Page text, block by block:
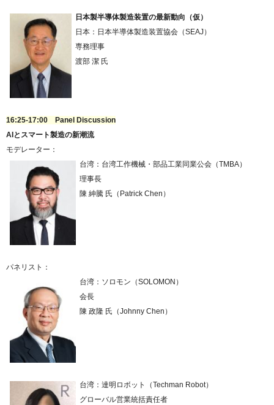
日本製半導体製造装置の最新動向（仮）
日本：日本半導体製造装置協会（SEAJ）
専務理事
渡部 潔 氏
16:25-17:00 Panel Discussion
AIとスマート製造の新潮流
モデレーター：
台湾：台湾工作機械・部品工業同業公会（TMBA）
理事長
陳 紳騰 氏（Patrick Chen）
パネリスト：
台湾：ソロモン（SOLOMON）
会長
陳 政隆 氏（Johnny Chen）
台湾：達明ロボット（Techman Robot）
グローバル営業統括責任者